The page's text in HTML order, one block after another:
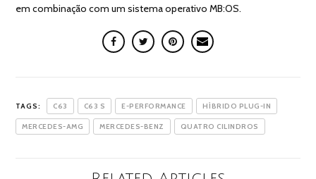
em combinação com um sistema operativo MB:OS.
TAGS: C63 C63 S E-PERFORMANCE HÍBRIDO PLUG-IN
MERCEDES-AMG MERCEDES-BENZ QUATRO CILINDROS